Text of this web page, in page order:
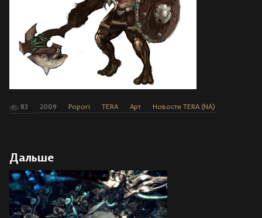
83 2009 Popori TERA Арт Новости TERA (NA)
Дальше